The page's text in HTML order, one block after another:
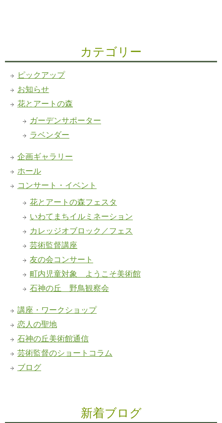
カテゴリー
ピックアップ
お知らせ
花とアートの森
ガーデンサポーター
ラベンダー
企画ギャラリー
ホール
コンサート・イベント
花とアートの森フェスタ
いわてまちイルミネーション
カレッジオブロック／フェス
芸術監督講座
友の会コンサート
町内児童対象 ようこそ美術館
石神の丘 野鳥観察会
講座・ワークショップ
恋人の聖地
石神の丘美術館通信
芸術監督のショートコラム
ブログ
新着ブログ